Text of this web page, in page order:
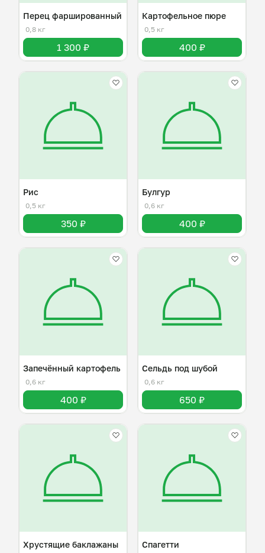
Перец фаршированный
0,8 кг
1 300 ₽
Картофельное пюре
0,5 кг
400 ₽
Рис
0,5 кг
350 ₽
Булгур
0,6 кг
400 ₽
Запечённый картофель
0,6 кг
400 ₽
Сельдь под шубой
0,6 кг
650 ₽
Хрустящие баклажаны Спагетти